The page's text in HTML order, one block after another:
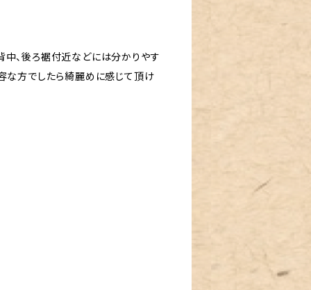
、後ろ裾付近などには分かりやす
な方でしたら綺麗めに感じて頂け